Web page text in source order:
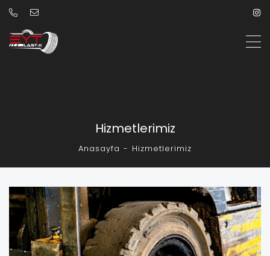
Hizmetlerimiz
Anasayfa Hizmetlerimiz